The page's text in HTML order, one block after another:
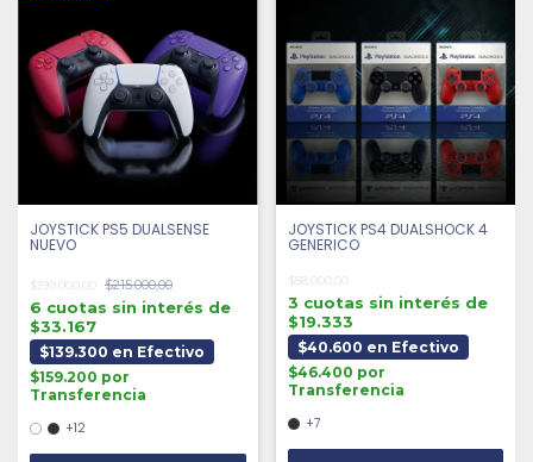
JOYSTICK PS5 DUALSENSE
NUEVO
$199.000,00 $215.000,00
6 cuotas sin interés de
$33.167
$139.300 en Efectivo
$159.200 por
Transferencia
+12
JOYSTICK PS4 DUALSHOCK 4
GENERICO
$58.000,00
3 cuotas sin interés de
$19.333
$40.600 en Efectivo
$46.400 por
Transferencia
+7